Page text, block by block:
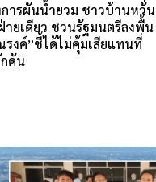
ารผันน้ำยวม ชาวบ้านหวั่น
ยเดียว ชวนรัฐมนตรีลงพื้น
งค์”ชี้ได้ไม่คุ้มเสียแทนที่
ดัน